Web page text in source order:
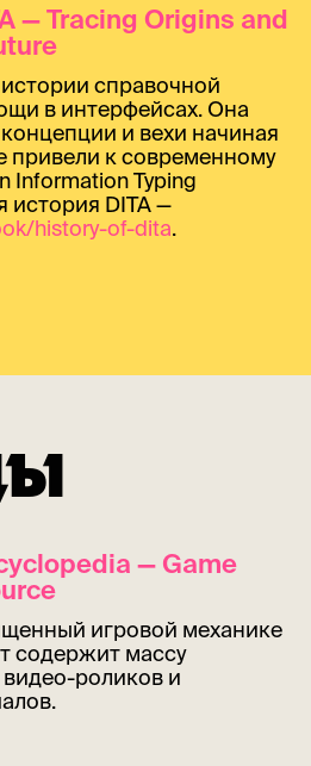
— Game
игровой механике
содержит массу
видео-роликов и
— Tracing Origins and
справочной
в интерфейсах. Она
и вехи начиная
привели к современному
Information Typing
история DITA —
history-of-dita.